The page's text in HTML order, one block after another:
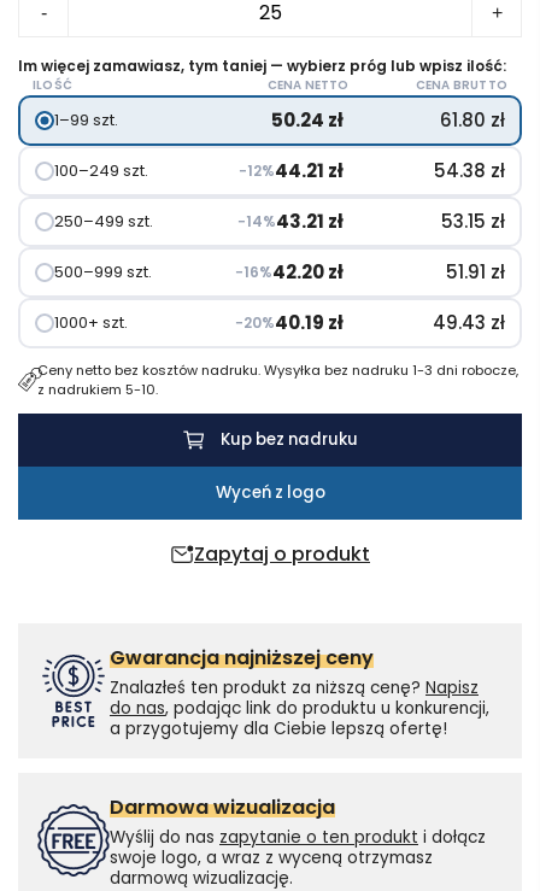
-
miedziana
butelka
próżniowa
ze
stali
nierdzewnej
z
recyklinku
certyfikatem
RCS
500
+
Zapytaj o produkt
Im więcej zamawiasz, tym taniej — wybierz próg lub wpisz ilość:
ILOŚĆ CENA NETTO CENA BRUTTO
1–99 szt. 50.24 zł 61.80 zł
100–249 szt. −12%44.21 zł 54.38 zł
250–499 szt. −14%43.21 zł 53.15 zł
500–999 szt. −16%42.20zł 51.91 zł
1000+ szt. −20%40.19 zł 49.43 zł
Ceny netto bez kosztów nadruku. Wysyłka bez nadruku 1-3 dni robocze,
z nadrukiem 5-10.
Kup bez nadruku
Wyceń z logo
Gwarancja najniższej ceny
Znalazłeś ten produkt za niższą cenę? Napisz
do nas, podając link do produktu u konkurencji,
a przygotujemy dla Ciebie lepszą ofertę!
Darmowa wizualizacja
Wyślij do nas zapytanie o ten produkt i dołącz
swoje logo, a wraz z wyceną otrzymasz
darmową wizualizację.